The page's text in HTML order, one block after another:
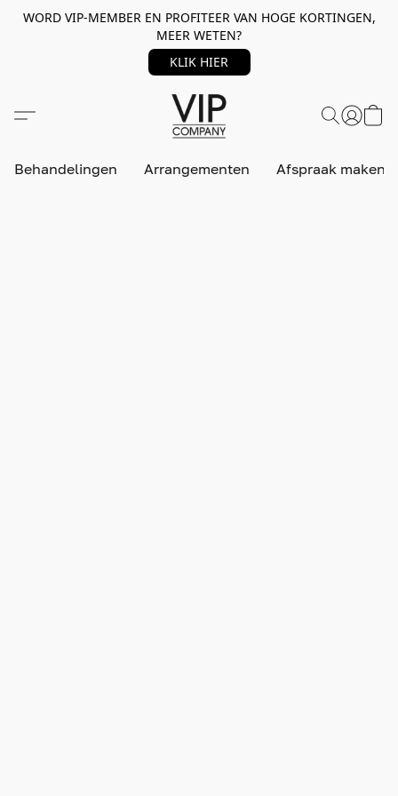
WORD VIP-MEMBER EN PROFITEER VAN HOGE KORTINGEN,
MEER WETEN?
KLIK HIER
Behandelingen Arrangementen Afspraak maken